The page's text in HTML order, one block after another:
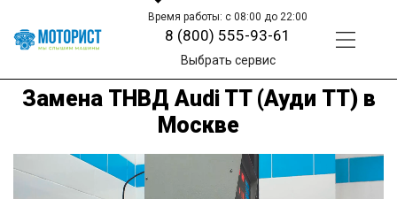
Время работы: с 08:00 до 22:00
8 (800) 555-93-61
Выбрать сервис
Замена ТНВД Audi TT (Ауди ТТ) в
Москве